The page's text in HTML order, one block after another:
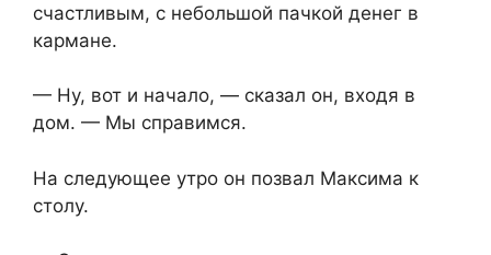
счастливым, с небольшой пачкой денег в
кармане.
— Ну, вот и начало, — сказал он, входя в
дом. — Мы справимся.
На следующее утро он позвал Максима к
столу.